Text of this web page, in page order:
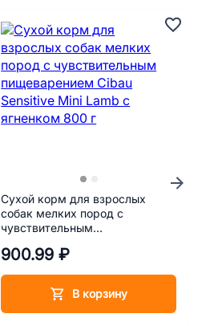
Сухой корм для взрослых
собак мелких пород с
чувствительным
Mini Lamb с ягненком 800 г
900.99 ₽
В корзину